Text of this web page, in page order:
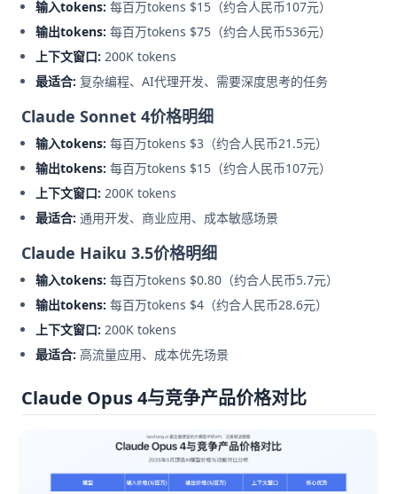
输入tokens: 每百万tokens $15（约合人民币107元）
输出tokens: 每百万tokens $75（约合人民币536元）
上下文窗口: 200K tokens
最适合: 复杂编程、AI代理开发、需要深度思考的任务
Claude Sonnet 4价格明细
输入tokens: 每百万tokens $3（约合人民币21.5元）
输出tokens: 每百万tokens $15（约合人民币107元）
上下文窗口: 200K tokens
最适合: 通用开发、商业应用、成本敏感场景
Claude Haiku 3.5价格明细
输入tokens: 每百万tokens $0.80（约合人民币5.7元）
输出tokens: 每百万tokens $4（约合人民币28.6元）
上下文窗口: 200K tokens
最适合: 高流量应用、成本优先场景
Claude Opus 4与竞争产品价格对比